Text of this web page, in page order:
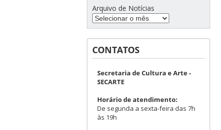
Arquivo de Notícias
CONTATOS
Secretaria de Cultura e Arte -
SECARTE
Horário de atendimento:
De segunda a sexta-feira das 7h
às 19h